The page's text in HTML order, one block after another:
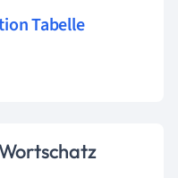
Tabelle